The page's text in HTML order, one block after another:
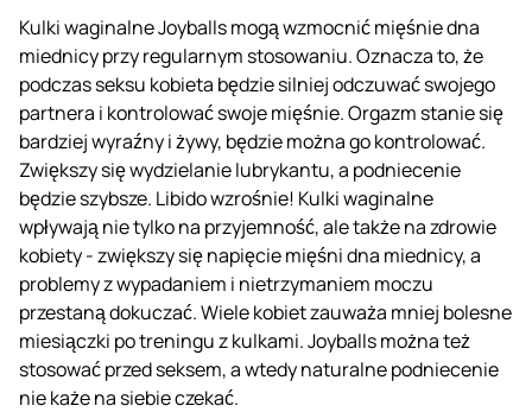
Kulki waginalne Joyballs mogą wzmocnić mięśnie dna
miednicy przy regularnym stosowaniu. Oznacza to, że
podczas seksu kobieta będzie silniej odczuwać swojego
partnera i kontrolować swoje mięśnie. Orgazm stanie się
bardziej wyraźny i żywy, będzie można go kontrolować.
Zwiększy się wydzielanie lubrykantu, a podniecenie
będzie szybsze. Libido wzrośnie! Kulki waginalne
wpływają nie tylko na przyjemność, ale także na zdrowie
kobiety - zwiększy się napięcie mięśni dna miednicy, a
problemy z wypadaniem i nietrzymaniem moczu
przestaną dokuczać. Wiele kobiet zauważa mniej bolesne
miesiączki po treningu z kulkami. Joyballs można też
stosować przed seksem, a wtedy naturalne podniecenie
nie każe na siebie czekać.